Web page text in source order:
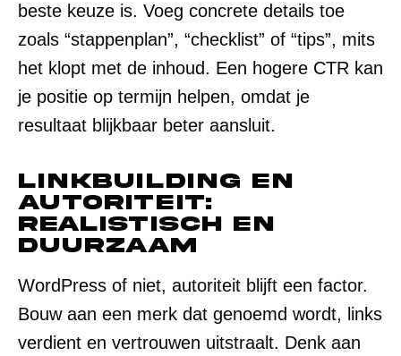
beste keuze is. Voeg concrete details toe
zoals “stappenplan”, “checklist” of “tips”, mits
het klopt met de inhoud. Een hogere CTR kan
je positie op termijn helpen, omdat je
resultaat blijkbaar beter aansluit.
Linkbuilding en
autoriteit:
realistisch en
duurzaam
WordPress of niet, autoriteit blijft een factor.
Bouw aan een merk dat genoemd wordt, links
verdient en vertrouwen uitstraalt. Denk aan